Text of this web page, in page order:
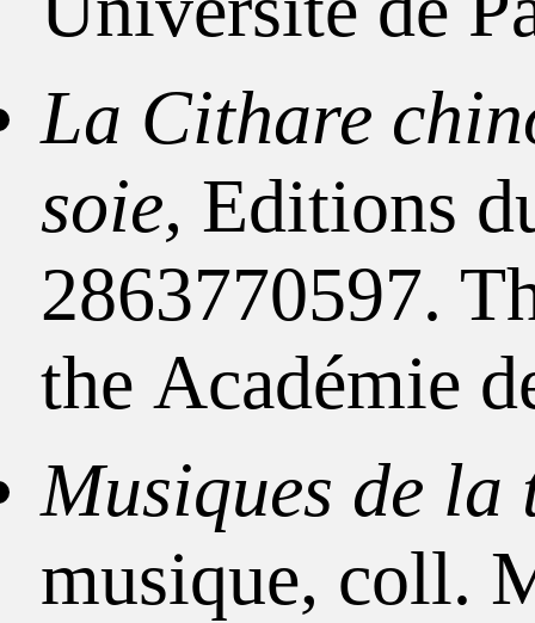
La Cithare
soie, Editions
2863770597.
the Académie
Musiques de
musique, coll.